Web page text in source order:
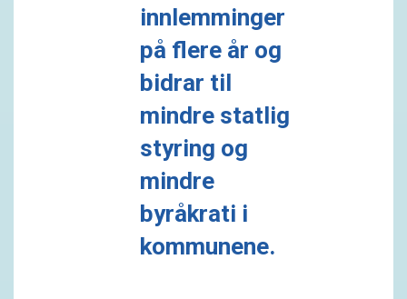
innlemminger
på flere år og
bidrar til
mindre statlig
styring og
mindre
byråkrati i
kommunene.